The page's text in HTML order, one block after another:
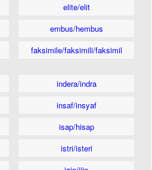
elite/elit
embus/hembus
faksimile/faksimili/faksimil
indera/indra
insaf/insyaf
isap/hisap
istri/isteri